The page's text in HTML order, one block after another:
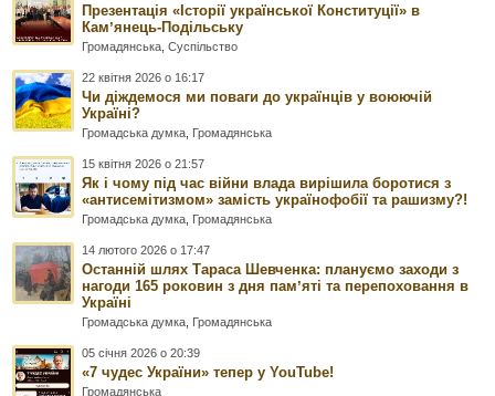
Презентація «Історії української Конституції» в
Камʼянець-Подільську
Громадянська ,Суспільство
22 квітня 2026 о 16:17
Чи діждемося ми поваги до українців у воюючій
Україні?
Громадська думка Громадянська
15 квітня 2026 о 21:57
Як і чому під час війни влада вирішила боротися з
«антисемітизмом» замість українофобії та рашизму?!
Громадська думка Громадянська
14 лютого 2026 о 17:47
Останній шлях Тараса Шевченка: плануємо заходи з
нагоди 165 роковин з дня памʼяті та перепоховання в
Україні
Громадська думка Громадянська
05 січня 2026 о 20:39
«7 чудес України» тепер у YouTube!
Громадянська